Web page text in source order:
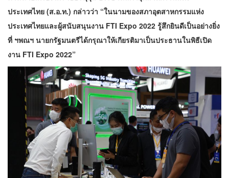
ประเทศไทย (ส.อ.ท.) กล่าวว่า “ในนามของสภาอุตสาหกรรมแห่ง
ประเทศไทยและผู้สนับสนุนงาน FTI Expo 2022 รู้สึกยินดีเป็นอย่างยิ่ง
ที่ ฯพณฯ นายกรัฐมนตรีได้กรุณาให้เกียรติมาเป็นประธานในพิธีเปิด
งาน FTI Expo 2022”